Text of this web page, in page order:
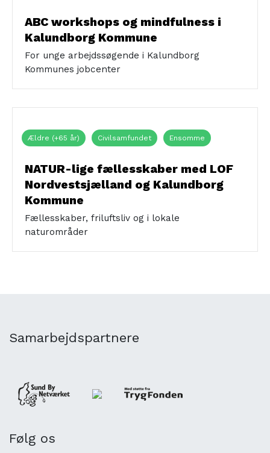
ABC workshops og mindfulness i
Kalundborg Kommune
For unge arbejdssøgende i Kalundborg
Kommunes jobcenter
Ældre (+65 år) Civilsamfundet Ensomme
NATUR-lige fællesskaber med LOF
Nordvestsjælland og Kalundborg
Kommune
Fællesskaber, friluftsliv og i lokale
naturområder
Samarbejdspartnere
Følg os